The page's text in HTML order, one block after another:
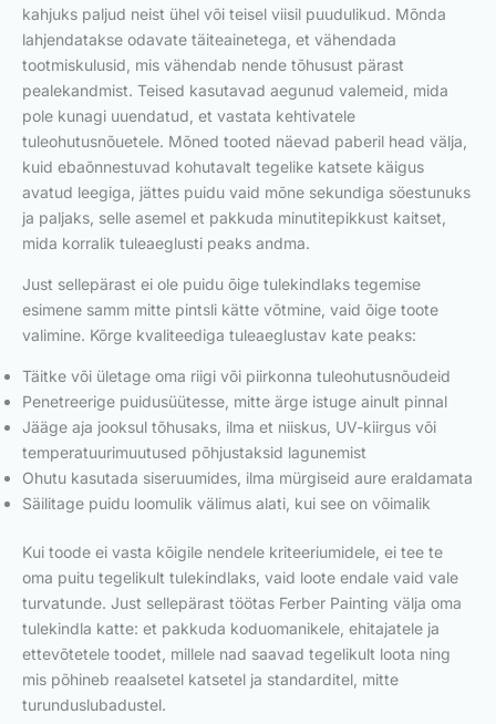
kahjuks paljud neist ühel või teisel viisil puudulikud. Mõnda
lahjendatakse odavate täiteainetega, et vähendada
tootmiskulusid, mis vähendab nende tõhusust pärast
pealekandmist. Teised kasutavad aegunud valemeid, mida
pole kunagi uuendatud, et vastata kehtivatele
tuleohutusnõuetele. Mõned tooted näevad paberil head välja,
kuid ebaõnnestuvad kohutavalt tegelike katsete käigus
avatud leegiga, jättes puidu vaid mõne sekundiga söestunuks
ja paljaks, selle asemel et pakkuda minutitepikkust kaitset,
mida korralik tuleaeglusti peaks andma.
Just sellepärast ei ole puidu õige tulekindlaks tegemise
esimene samm mitte pintsli kätte võtmine, vaid õige toote
valimine. Kõrge kvaliteediga tuleaeglustav kate peaks:
Täitke või ületage oma riigi või piirkonna tuleohutusnõudeid
Penetreerige puidusüütesse, mitte ärge istuge ainult pinnal
Jääge aja jooksul tõhusaks, ilma et niiskus, UV-kiirgus või
temperatuurimuutused põhjustaksid lagunemist
Ohutu kasutada siseruumides, ilma mürgiseid aure eraldamata
Säilitage puidu loomulik välimus alati, kui see on võimalik
Kui toode ei vasta kõigile nendele kriteeriumidele, ei tee te
oma puitu tegelikult tulekindlaks, vaid loote endale vaid vale
turvatunde. Just sellepärast töötas Ferber Painting välja oma
tulekindla katte: et pakkuda koduomanikele, ehitajatele ja
ettevõtetele toodet, millele nad saavad tegelikult loota ning
mis põhineb reaalsetel katsetel ja standarditel, mitte
turunduslubadustel.